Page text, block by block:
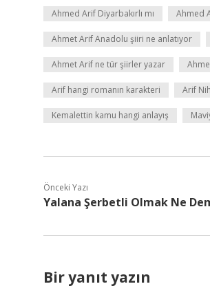
Ahmed Arif Diyarbakırlı mı Ahmed
Ahmet Arif Anadolu şiiri ne anlatıyor
Ahmet Arif ne tür şiirler yazar
Arif hangi romanın karakteri Arif
Kemalettin kamu hangi anlayış
Önceki Yazı
Yalana Şerbetli Olmak Ne
Bir yanıt yazın